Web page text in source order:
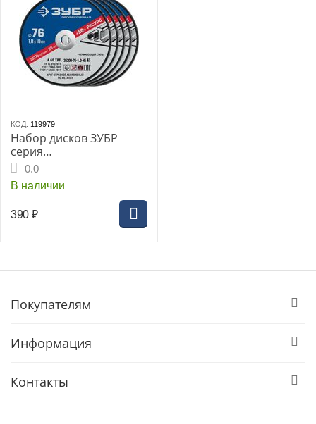
КОД: 119979
Набор дисков ЗУБР
серия
«ПРОФЕССИОНАЛ»,
76х1.0х10мм, отрезных
по металлу, 5шт.
0.0
В наличии
390 ₽
Покупателям
Информация
Контакты